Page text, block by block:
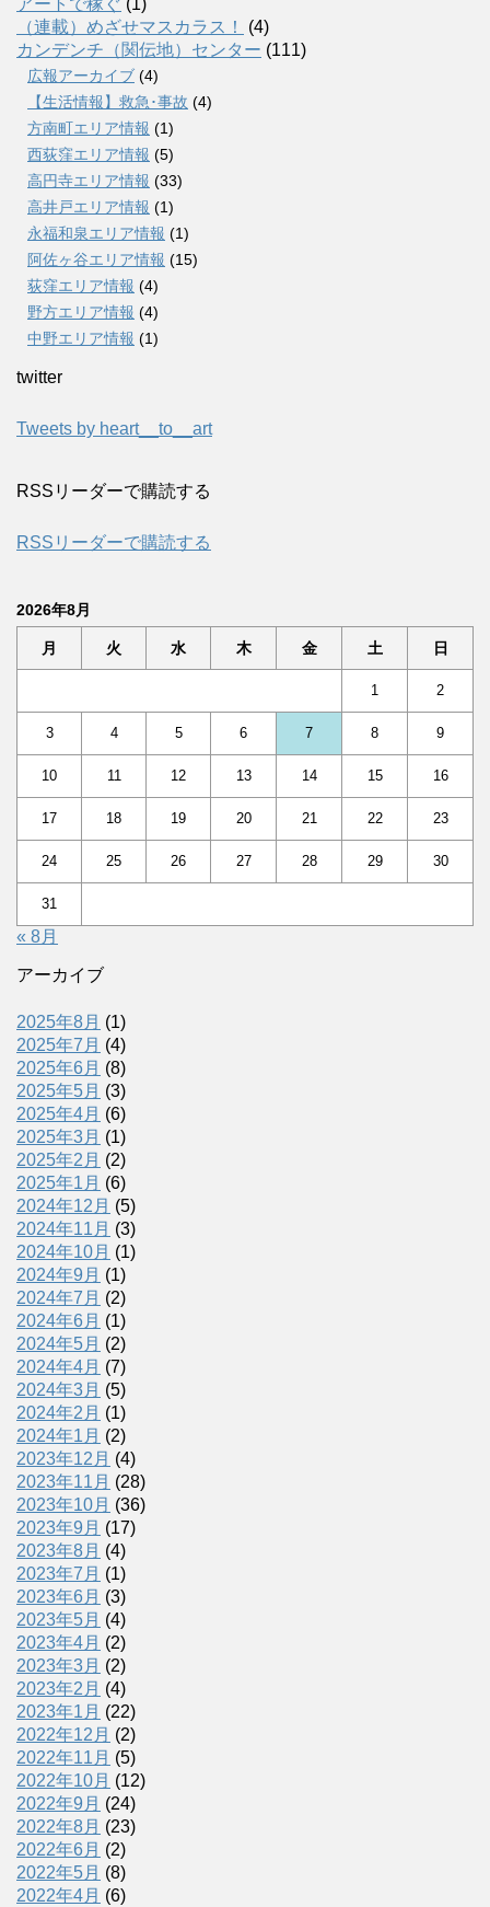
（連載）めざせマスカラス！
(4)
カンデンチ（関伝地）センター (111)
広報アーカイブ (4)
【生活情報】救急･事故 (4)
方南町エリア情報 (1)
西荻窪エリア情報 (5)
高円寺エリア情報 (33)
高井戸エリア情報 (1)
永福和泉エリア情報 (1)
阿佐ヶ谷エリア情報 (15)
荻窪エリア情報 (4)
野方エリア情報 (4)
中野エリア情報 (1)
twitter
Tweets by heart__to__art
RSSリーダーで購読する
RSSリーダーで購読する
2026年8月
月 火 水 木 金 土 日
1 2
3 4 5 6 7 8 9
10 11 12 13 14 15 16
17 18 19 20 21 22 23
24 25 26 27 28 29 30
31
« 8月
アーカイブ
2025年8月 (1)
2025年7月 (4)
2025年6月 (8)
2025年5月 (3)
2025年4月 (6)
2025年3月 (1)
2025年2月 (2)
2025年1月 (6)
2024年12月 (5)
2024年11月 (3)
2024年10月 (1)
2024年9月 (1)
2024年7月 (2)
2024年6月 (1)
2024年5月 (2)
2024年4月 (7)
2024年3月 (5)
2024年2月 (1)
2024年1月 (2)
2023年12月 (4)
2023年11月 (28)
2023年10月 (36)
2023年9月 (17)
2023年8月 (4)
2023年7月 (1)
2023年6月 (3)
2023年5月 (4)
2023年4月 (2)
2023年3月 (2)
2023年2月 (4)
2023年1月 (22)
2022年12月 (2)
2022年11月 (5)
2022年10月 (12)
2022年9月 (24)
2022年8月 (23)
2022年6月 (2)
2022年5月 (8)
2022年4月 (6)